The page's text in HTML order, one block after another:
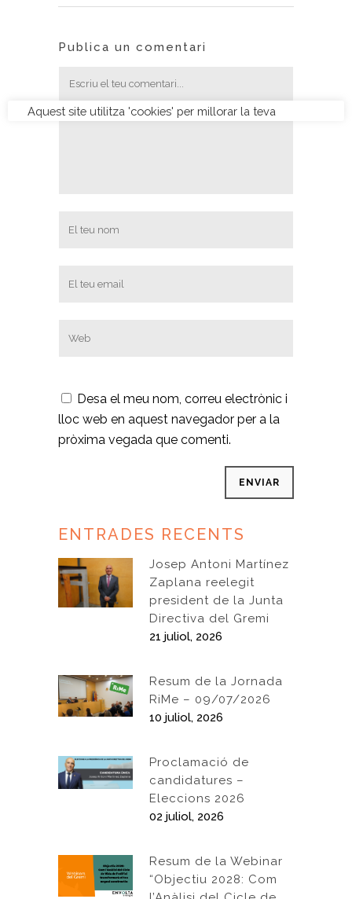
Publica un comentari
Desa el meu nom, correu electrònic i
lloc web en aquest navegador per a la
pròxima vegada que comenti.
ENTRADES RECENTS
Josep Antoni Martínez
Zaplana reelegit
president de la Junta
Directiva del Gremi
21 juliol, 2026
Resum de la Jornada
RiMe – 09/07/2026
10 juliol, 2026
Proclamació de
candidatures –
Eleccions 2026
02 juliol, 2026
Resum de la Webinar
“Objectiu 2028: Com